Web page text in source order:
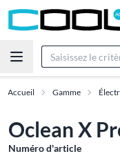
Accueil Gamme
Oclean X
Numéro d'article